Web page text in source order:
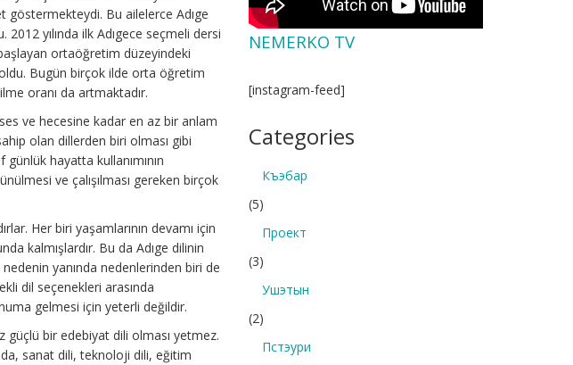
Bu ailelerce Adıge
yılında ilk Adıgece seçmeli dersi
ortaöğretim düzeyindeki
Bugün birçok ilde orta öğretim
oranı da artmaktadır.
ve hecesine kadar en az bir anlam
olan dillerden biri olması gibi
hayatta kullanımının
ve çalışılması gereken birçok
Her biri yaşamlarının devamı için
kalmışlardır. Bu da Adıge dilinin
yanında nedenlerinden biri de
dil seçenekleri arasında
gelmesi için yeterli değildir.
güçlü bir edebiyat dili olması yetmez.
sanat dili, teknoloji dili, eğitim
NEMERKO TV
[instagram-feed]
Categories
Къэбар
(5)
Проект
(3)
Ушэтын
(2)
Пстэури